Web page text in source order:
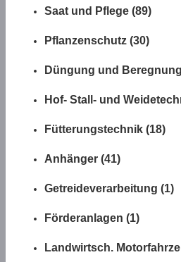
Saat und Pflege (89)
Pflanzenschutz (30)
Düngung und
Hof- Stall- und
Fütterungstechnik (18)
Anhänger (41)
Getreideverarbeitung (1)
Förderanlagen (1)
Landwirtsch.